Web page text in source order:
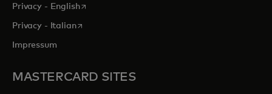
Privacy - Englishwird in einer neuen Registerkarte geöffnet
Privacy - Italianwird in einer neuen Registerkarte geöffnet
Impressum
MASTERCARD SITES